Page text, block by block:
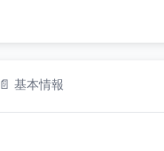
📄 基本情報